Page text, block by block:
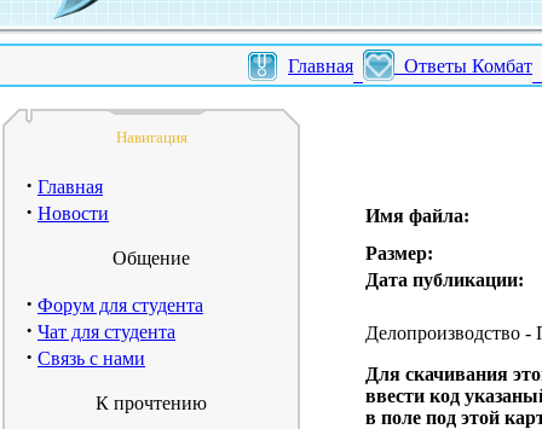
Главная Ответы Комбат
Навигация
· Главная
· Новости
Общение
· Форум для студента
· Чат для студента
· Связь с нами
К прочтению
Имя файла:
Размер:
Дата публикации:
Делопроизводство -
Для скачивания
ввести код
в поле под этой